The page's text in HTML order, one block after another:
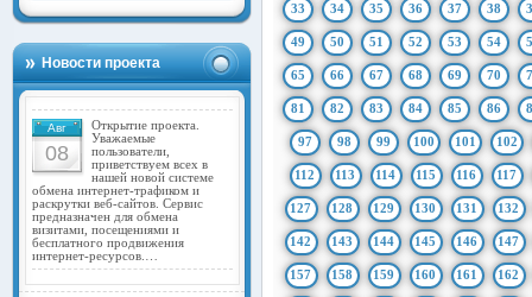
Новости проекта
Авг
08
Открытие проекта.
Уважаемые
пользователи,
приветствуем всех в
нашей новой системе
обмена интернет-трафиком и
раскрутки веб-сайтов. Сервис
предназначен для обмена
визитами, посещениями и
бесплатного продвижения
интернет-ресурсов.…
33 34 35 36 37 38
49 50 51 52 53 54
65 66 67 68 69 70
81 82 83 84 85 86
97 98 99 100 101 102
112 113 114 115 116 117
127 128 129 130 131 132
142 143 144 145 146 147
157 158 159 160 161 162